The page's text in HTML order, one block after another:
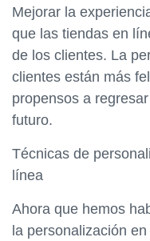
Mejorar la
que las tiendas en
de los clientes. La
clientes están más
propensos a
futuro.
Técnicas de
línea
Ahora que hemos
la personalización